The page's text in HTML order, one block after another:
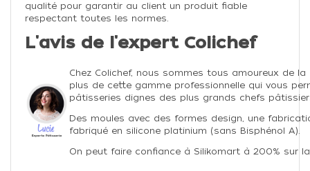
qualité pour garantir au client un produit fiable
respectant toutes les normes.
L'avis de l'expert Colichef
Chez Colichef, nous sommes tous amoureux de
plus de cette gamme professionnelle qui vous
pâtisseries dignes des plus grands chefs
Des moules avec des formes design, une
fabriqué en silicone platinium (sans Bisphénol A).
On peut faire confiance à Silikomart à 200% sur